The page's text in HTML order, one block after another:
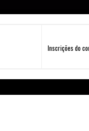
Inscrições do